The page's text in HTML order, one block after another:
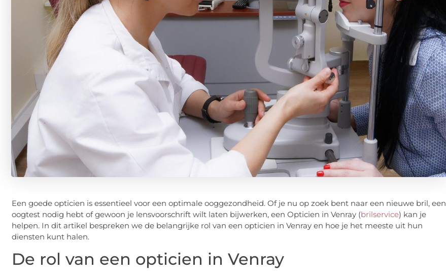
Een goede opticien is essentieel voor een optimale ooggezondheid. Of je nu op zoek bent naar een nieuwe bril, een
oogtest nodig hebt of gewoon je lensvoorschrift wilt laten bijwerken, een Opticien in Venray (brilservice) kan je
helpen. In dit artikel bespreken we de belangrijke rol van een opticien in Venray en hoe je het meeste uit hun
diensten kunt halen.
De rol van een opticien in Venray